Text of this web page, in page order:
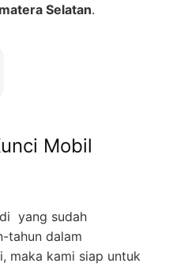
Selatan.
Mobil
yang sudah
tahun dalam
maka kami siap untuk